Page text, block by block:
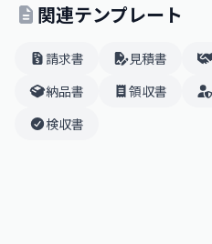
関連テンプレート
請求書 見積書
納品書
領収書
検収書